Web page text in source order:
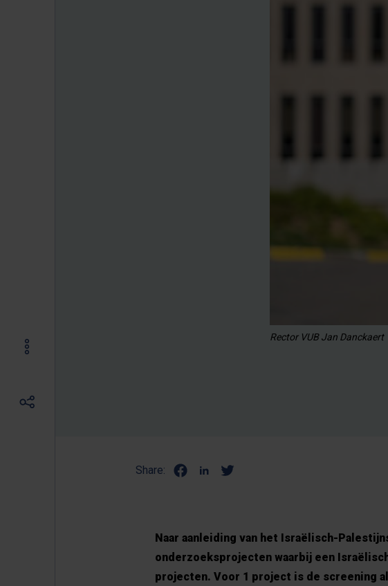
Rector VUB Jan Danckaert
Share:
Naar aanleiding van het Israëlisch-
onderzoeksprojecten waarbij een
projecten. Voor 1 project is de screening